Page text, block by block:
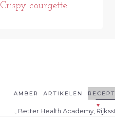
Crispy courgette
AMBER ARTIKELEN
., Better Health Academy,